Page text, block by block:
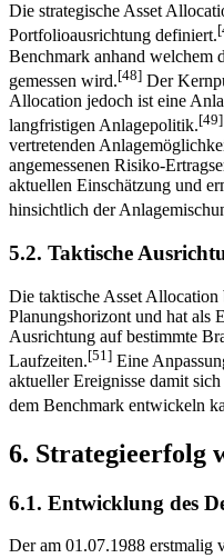
Die strategische Asset
Portfolioausrichtung definiert.
Benchmark anhand welchem
gemessen wird.[48] Der
Allocation jedoch ist eine
langfristigen Anlagepolitik.[49]
vertretenden
angemessenen Risiko-
aktuellen Einschätzung und
hinsichtlich der
5.2. Taktische
Die taktische Asset Allocation
Planungshorizont und hat als
Ausrichtung auf bestimmte
Laufzeiten.[51] Eine
aktueller Ereignisse damit
dem Benchmark entwickeln
6. Strategieerfolg
6.1. Entwicklung des
Der am 01.07.1988 erstmalig